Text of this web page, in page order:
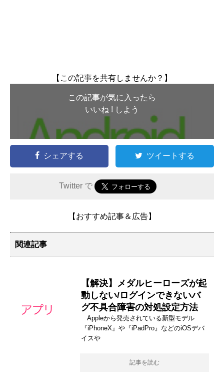
【この記事を共有しませんか？】
この記事が気に入ったら
いいね ! しよう
シェアする ツイートする
Twitter で
【おすすめ記事＆広告】
関連記事
【解決】メダルヒーローズが起
動しない/ログインできないバ
グ不具合障害の対処設定方法
Appleから発売されている新型モデル
『iPhoneX』や『iPadPro』などのiOSデバ
イスや
記事を読む